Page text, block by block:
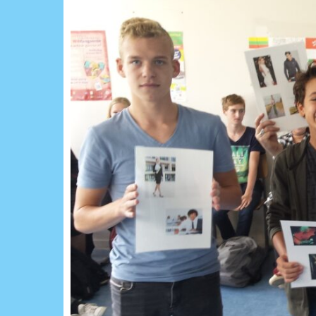
Voer je zoekopdracht in en druk op